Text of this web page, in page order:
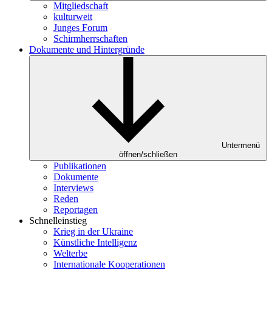
Mitgliedschaft
kulturweit
Junges Forum
Schirmherrschaften
Dokumente und Hintergründe
Untermenü
öffnen/schließen
Publikationen
Dokumente
Interviews
Reden
Reportagen
Schnelleinstieg
Krieg in der Ukraine
Künstliche Intelligenz
Welterbe
Internationale Kooperationen